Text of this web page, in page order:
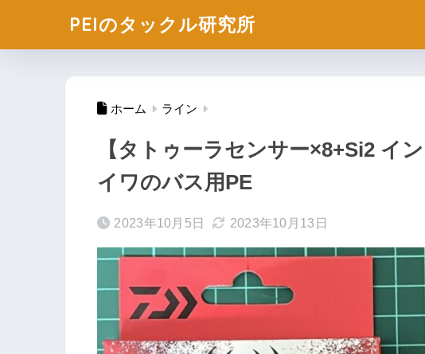
PEIのタックル研究所
ホーム ライン
【タトゥーラセンサー×8+Si2 イ
イワのバス用PE
2023年10月5日 2023年10月13日